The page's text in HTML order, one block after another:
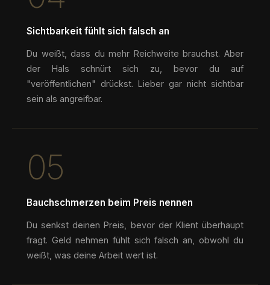
Sichtbarkeit fühlt sich falsch an
Du weißt, dass du mehr Reichweite brauchst. Aber
der Hals schnürt sich zu, bevor du auf
"veröffentlichen" drückst. Lieber gar nicht sichtbar
sein als angreifbar.
05
Bauchschmerzen beim Preis nennen
Du senkst deinen Preis, bevor der Klient überhaupt
fragt. Geld nehmen fühlt sich falsch an, obwohl du
weißt, was deine Arbeit wert ist.